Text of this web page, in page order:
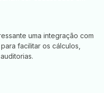
uma integração com
facilitar os cálculos,